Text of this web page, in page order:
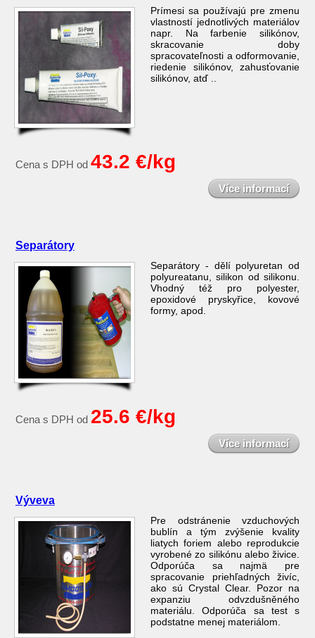
Prímesi sa používajú pre zmenu
vlastností jednotlivých materiálov
napr. Na farbenie silikónov,
skracovanie doby
spracovateľnosti a odformovanie,
riedenie silikónov, zahusťovanie
silikónov, atď ..
Cena s DPH od 43.2 €/kg
Více informací
Separátory
Separátory - dělí polyuretan od
polyureatanu, silikon od silikonu.
Vhodný též pro polyester,
epoxidové pryskyřice, kovové
formy, apod.
Cena s DPH od 25.6 €/kg
Více informací
Výveva
Pre odstránenie vzduchových
bublín a tým zvýšenie kvality
liatych foriem alebo reprodukcie
vyrobené zo silikónu alebo živice.
Odporúča sa najmä pre
spracovanie priehľadných živíc,
ako sú Crystal Clear. Pozor na
expanziu odvzdušněného
materiálu. Odporúča sa test s
podstatne menej materiálom.